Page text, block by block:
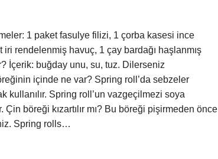
1 paket fasulye filizi, 1 çorba kasesi ince
rendelenmiş havuç, 1 çay bardağı haşlanmış
İçerik: buğday unu, su, tuz. Dilerseniz
içinde ne var? Spring roll’da sebzeler
kullanılır. Spring roll’un vazgeçilmezi soya
böreği kızartılır mı? Bu böreği pişirmeden önce
Spring rolls…